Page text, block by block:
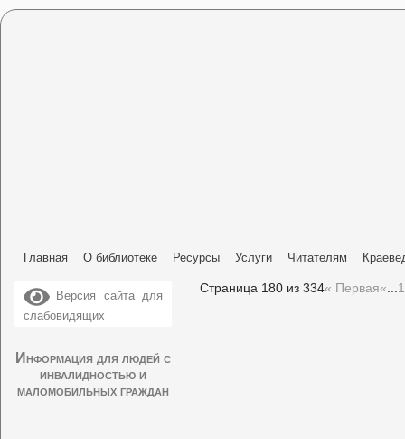
Главная О библиотеке Ресурсы Услуги Читателям
Версия сайта для
слабовидящих
Информация для людей с
инвалидностью и
маломобильных граждан
Страница 180 из 334« Первая«